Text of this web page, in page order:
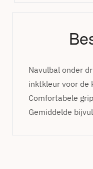
Navulbal onder
inktkleur voor de
Comfortabele
Gemiddelde